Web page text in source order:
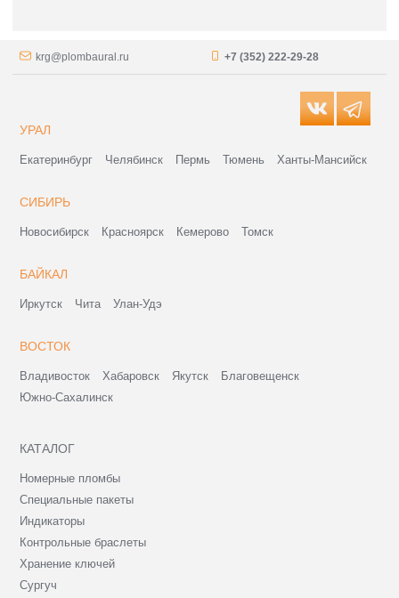
krg@plombaural.ru +7 (352) 222-29-28
УРАЛ
Екатеринбург Челябинск Пермь Тюмень Ханты-Мансийск
СИБИРЬ
Новосибирск Красноярск Кемерово Томск
БАЙКАЛ
Иркутск Чита Улан-Удэ
ВОСТОК
Владивосток Хабаровск Якутск
Благовещенск
Южно-Сахалинск
КАТАЛОГ
Номерные пломбы
Специальные пакеты
Индикаторы
Контрольные браслеты
Хранение ключей
Сургуч